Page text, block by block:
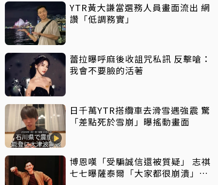
YTR黃大謙當選務人員畫面流出 網
讚「低調務實」
蕾拉曝呼麻後收詛咒私訊 反擊嗆：
我會不要臉的活著
日千萬YTR搭纜車去滑雪遇強震 驚
「差點死於雪崩」曝搖動畫面
博恩嘆「受騙誠信還被質疑」 志祺
七七曝薩泰爾「大家都很崩潰」：